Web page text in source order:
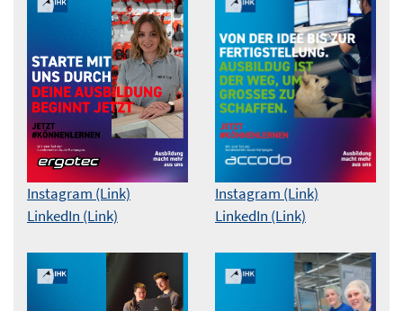
Instagram (Link)
LinkedIn (Link)
Instagram (Link)
LinkedIn (Link)